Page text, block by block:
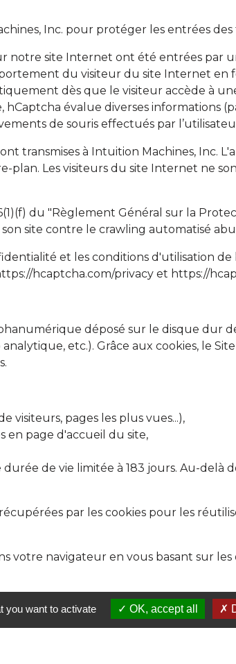
Inc. pour protéger les entrées des
notre site Internet ont été entrées par
du visiteur du site Internet en
dès que le visiteur accède à
hCaptcha évalue diverses informations
de souris effectués par
transmises à Intuition Machines, Inc.
plan. Les visiteurs du site Internet ne
du "Règlement Général sur la
site contre le crawling automatisé
et les conditions d'utilisation
hcaptcha.com/privacy et https://
déposé sur le disque dur
etc.). Grâce aux cookies, le
visiteurs, pages les plus vues...),
en page d'accueil du site,
de vie limitée à 183 jours. Au-delà
par les cookies pour les
votre navigateur en vous basant sur
activer-desactiver-cookies-preferences?
cookies
you want to activate OK, accept all